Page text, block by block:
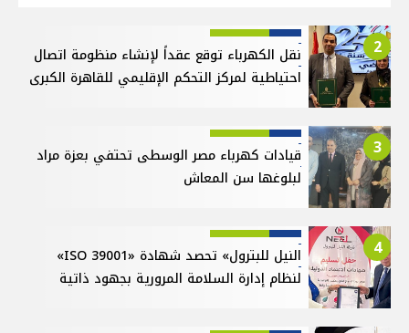
2
نقل الكهرباء توقع عقداً لإنشاء منظومة اتصال
احتياطية لمركز التحكم الإقليمي للقاهرة الكبرى
3
قيادات كهرباء مصر الوسطى تحتفي بعزة مراد
لبلوغها سن المعاش
4
النيل للبترول» تحصد شهادة «ISO 39001»
لنظام إدارة السلامة المرورية بجهود ذاتية